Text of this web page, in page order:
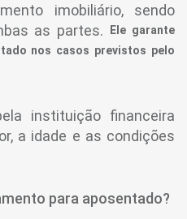
imobiliário, sendo
as partes.
Ele garante
nos casos previstos pelo
instituição financeira
a idade e as condições
para aposentado?